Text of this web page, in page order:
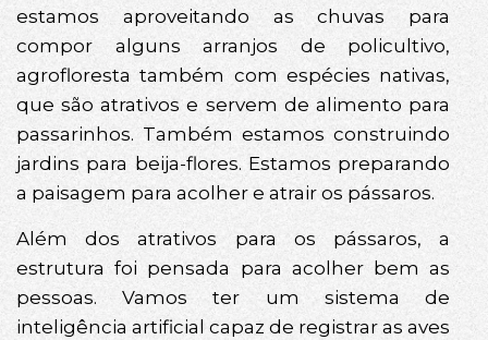
estamos aproveitando as chuvas para
compor alguns arranjos de policultivo,
agrofloresta também com espécies nativas,
que são atrativos e servem de alimento para
passarinhos. Também estamos construindo
jardins para beija-flores. Estamos preparando
a paisagem para acolher e atrair os pássaros.
Além dos atrativos para os pássaros, a
estrutura foi pensada para acolher bem as
pessoas. Vamos ter um sistema de
inteligência artificial capaz de registrar as aves